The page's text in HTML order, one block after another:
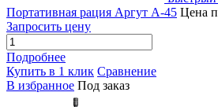
Портативная рация Аргут А-45 Цена
Запросить цену
Подробнее
Купить в 1 клик Сравнение
В избранное Под заказ